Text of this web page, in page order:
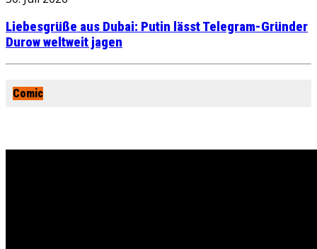
Liebesgrüße aus Dubai: Putin lässt Telegram-Gründer
Durow weltweit jagen
Comic